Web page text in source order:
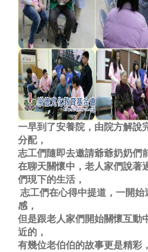
一早到了安養院，由院方解說
分配，
志工們隨即去邀請爺爺奶奶們
在聊天關懷中，老人家們說著
們現下的生活，
志工們在心得中提道，一開
感，
但是跟老人家們開始關懷互動
近的，
有幾位老伯伯的故事更是精彩